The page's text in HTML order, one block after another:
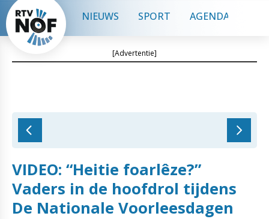
NIEUWS SPORT AGENDA
[Advertentie]
VIDEO: “Heitie foarlêze?”
Vaders in de hoofdrol tijdens
De Nationale Voorleesdagen